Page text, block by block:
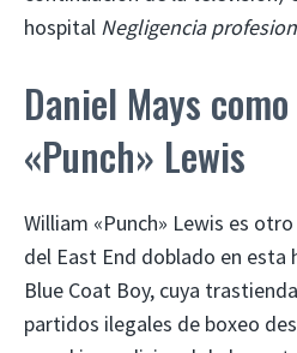
hospital Negligencia
Daniel Mays
«Punch» Lewis
William «Punch» Lewis es
del East End doblado en esta
Blue Coat Boy, cuya
partidos ilegales de boxeo